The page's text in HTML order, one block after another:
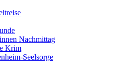
Nachmittag
Krim
Seelsorge